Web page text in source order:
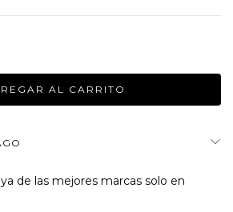
de las mejores marcas solo en